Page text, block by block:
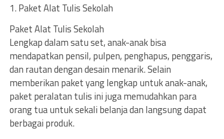
1. Paket Alat Tulis Sekolah
Paket Alat Tulis Sekolah
Lengkap dalam satu set, anak-anak bisa
mendapatkan pensil, pulpen, penghapus, penggaris,
dan rautan dengan desain menarik. Selain
memberikan paket yang lengkap untuk anak-anak,
paket peralatan tulis ini juga memudahkan para
orang tua untuk sekali belanja dan langsung dapat
berbagai produk.